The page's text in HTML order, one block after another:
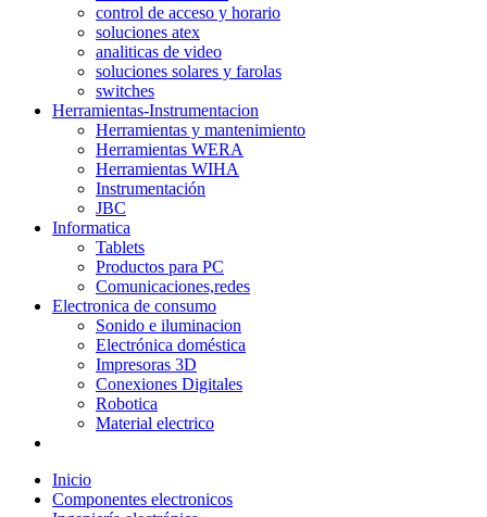
control de acceso y horario
soluciones atex
analiticas de video
soluciones solares y farolas
switches
Herramientas-Instrumentacion
Herramientas y mantenimiento
Herramientas WERA
Herramientas WIHA
Instrumentación
JBC
Informatica
Tablets
Productos para PC
Comunicaciones,redes
Electronica de consumo
Sonido e iluminacion
Electrónica doméstica
Impresoras 3D
Conexiones Digitales
Robotica
Material electrico
Inicio
Componentes electronicos